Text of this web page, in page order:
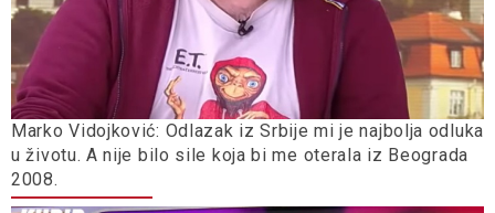
Marko Vidojković: Odlazak iz Srbije mi je najbolja odluka
u životu. A nije bilo sile koja bi me oterala iz Beograda
2008.